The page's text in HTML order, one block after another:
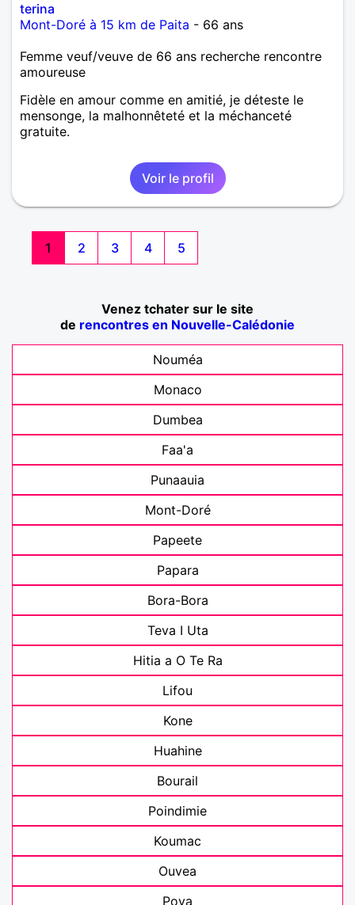
terina
Mont-Doré à 15 km de Paita - 66 ans
Femme veuf/veuve de 66 ans recherche rencontre
amoureuse
Fidèle en amour comme en amitié, je déteste le
mensonge, la malhonnêteté et la méchanceté
gratuite.
Voir le profil
1 2 3 4 5
Venez tchater sur le site
de rencontres en Nouvelle-Calédonie
Nouméa
Monaco
Dumbea
Faa'a
Punaauia
Mont-Doré
Papeete
Papara
Bora-Bora
Teva I Uta
Hitia a O Te Ra
Lifou
Kone
Huahine
Bourail
Poindimie
Koumac
Ouvea
Poya